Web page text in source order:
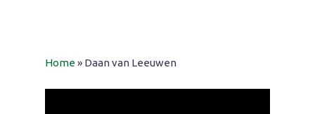
Home» Daan van Leeuwen